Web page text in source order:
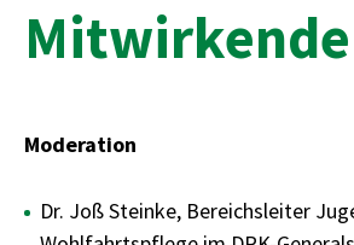
Mitwirkende
Moderation
Dr. Joß Steinke, Bereichsleiter